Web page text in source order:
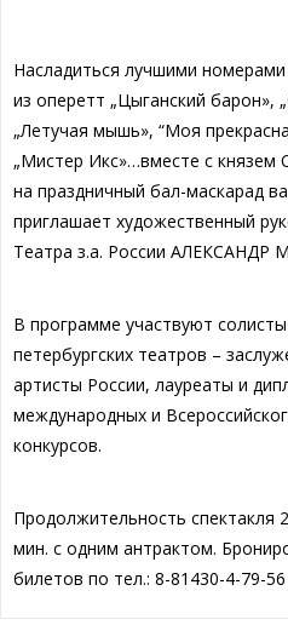
Насладиться лучшими
из оперетт „Цыганский барон»,
„Летучая мышь», “Моя
„Мистер Икс»…вместе с князем
на праздничный бал-маскарад
приглашает художественный
Театра з.а. России
В программе участвуют солисты
петербургских театров –
артисты России, лауреаты и
международных и
конкурсов.
Продолжительность спектакля
мин. с одним антрактом.
билетов по тел.: 8-81430-4-79-56